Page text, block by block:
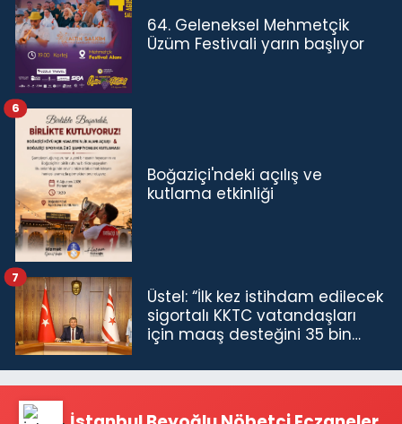
64. Geleneksel Mehmetçik
Üzüm Festivali yarın başlıyor
Boğaziçi'ndeki açılış ve
kutlama etkinliği
6
Üstel: “İlk kez istihdam edilecek
sigortalı KKTC vatandaşları
için maaş desteğini 35 bin
7